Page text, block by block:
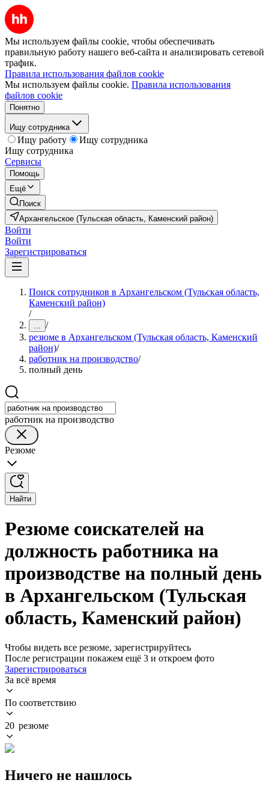
Мы используем файлы cookie, чтобы обеспечивать
правильную работу нашего веб-сайта и анализировать сетевой
трафик.
Правила использования файлов cookie
Мы используем файлы cookie. Правила использования
файлов cookie
Понятно
Ищу сотрудника
Ищу работу
Ищу сотрудника
Ищу сотрудника
Сервисы
Помощь
Ещё
Поиск
Архангельское (Тульская область, Каменский район)
Войти
Войти
Зарегистрироваться
Поиск сотрудников в Архангельском (Тульская область,
Каменский район)
/
... /
резюме в Архангельском (Тульская область, Каменский
район)/
работник на производство/
полный день
работник на производство
Резюме
Найти
Резюме соискателей на
должность работника на
производстве на полный день
в Архангельском (Тульская
область, Каменский район)
Чтобы видеть все резюме, зарегистрируйтесь
После регистрации покажем ещё 3 и откроем фото
Зарегистрироваться
За всё время
По соответствию
20 резюме
Ничего не нашлось